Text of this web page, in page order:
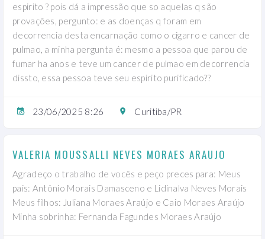
espirito ? pois dá a impressão que so aquelas q são
provações, pergunto: e as doenças q foram em
decorrencia desta encarnação como o cigarro e cancer de
pulmao, a minha pergunta é: mesmo a pessoa que parou de
fumar ha anos e teve um cancer de pulmao em decorrencia
dissto, essa pessoa teve seu espirito purificado??
23/06/2025 8:26 Curitiba/PR
VALERIA MOUSSALLI NEVES MORAES ARAUJO
Agradeço o trabalho de vocês e peço preces para: Meus
pais: Antônio Morais Damasceno e Lidinalva Neves Morais
Meus filhos: Juliana Moraes Araújo e Caio Moraes Araújo
Minha sobrinha: Fernanda Fagundes Moraes Araújo